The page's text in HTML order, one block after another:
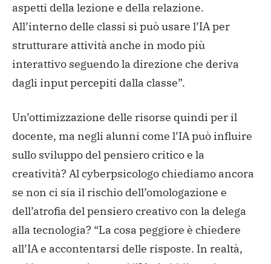
aspetti della lezione e della relazione.
All’interno delle classi si può usare l’IA per
strutturare attività anche in modo più
interattivo seguendo la direzione che deriva
dagli input percepiti dalla classe”.
Un’ottimizzazione delle risorse quindi per il
docente, ma negli alunni come l’IA può influire
sullo sviluppo del pensiero critico e la
creatività? Al cyberpsicologo chiediamo ancora
se non ci sia il rischio dell’omologazione e
dell’atrofia del pensiero creativo con la delega
alla tecnologia? “La cosa peggiore è chiedere
all’IA e accontentarsi delle risposte. In realtà,